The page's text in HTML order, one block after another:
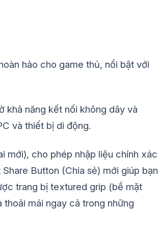
hảo cho game thủ, nổi bật với
khả năng kết nối không dây và
và thiết bị di động.
mới), cho phép nhập liệu chính xác
Button (Chia sẻ) mới giúp bạn
trang bị textured grip (bề mặt
mái ngay cả trong những